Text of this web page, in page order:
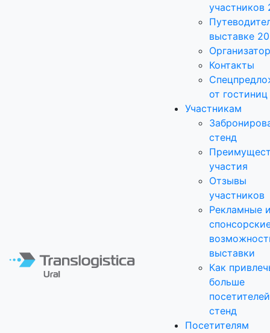
участников
выставке
Контакты
от гостиниц
Участникам
стенд
участия
Отзывы
участников
Рекламные
выставки
Как
больше
стенд
Посетителям